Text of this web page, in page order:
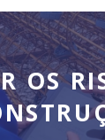
OS